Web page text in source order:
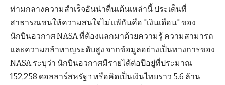
ท่ามกลางความสำเร็จอันน่าตื่นเต้นเหล่านี้ ประเด็นที่
สาธารณชนให้ความสนใจไม่แพ้กันคือ "เงินเดือน" ของ
นักบินอวกาศ NASA ที่ต้องแลกมาด้วยความรู้ ความสามารถ
และความกล้าหาญระดับสูง จากข้อมูลอย่างเป็นทางการของ
NASA ระบุว่า นักบินอวกาศมีรายได้ต่อปีอยู่ที่ประมาณ
152,258 ดอลลาร์สหรัฐฯ หรือคิดเป็นเงินไทยราว 5.6 ล้าน